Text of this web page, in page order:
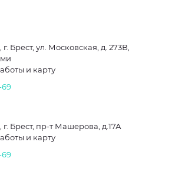
Брест, ул. Московская, д. 273В,
и карту
69
г. Брест, пр-т Машерова, д.17А
и карту
69